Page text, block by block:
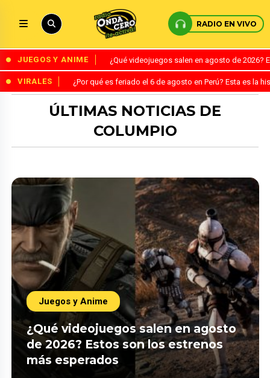
RADIO EN VIVO
JUEGOS Y ANIME ¿Qué videojuegos salen en agosto de
VIRALES ¿Por qué es feriado el 6 de agosto en Perú? Esta es la
ÚLTIMAS NOTICIAS DE
COLUMPIO
Juegos y Anime
¿Qué videojuegos salen en agosto
de 2026? Estos son los estrenos
más esperados